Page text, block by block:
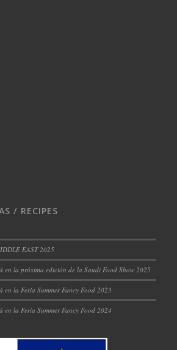
/ RECIPES
EAST 2025
en la próxima edición de la Saudi Food Show 2025
la Feria Summer Fancy Food 2023
la Feria Summer Fancy Food 2024